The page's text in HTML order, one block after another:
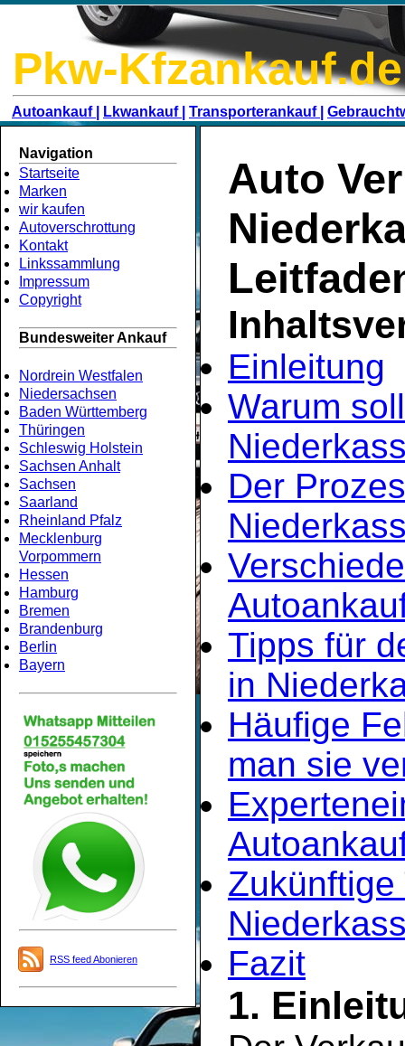
Pkw-Kfzankauf.de
Autoankauf | Lkwankauf | Transporterankauf |
Navigation
Startseite
Marken
wir kaufen
Autoverschrottung
Kontakt
Linkssammlung
Impressum
Copyright
Bundesweiter Ankauf
Nordrein Westfalen
Niedersachsen
Baden Württemberg
Thüringen
Schleswig Holstein
Sachsen Anhalt
Sachsen
Saarland
Rheinland Pfalz
Mecklenburg
Vorpommern
Hessen
Hamburg
Bremen
Brandenburg
Berlin
Bayern
RSS feed Abonieren
Auto
Einleitung
Warum
Der
Tipps für
in
Häufige
man sie
Fazit
1.